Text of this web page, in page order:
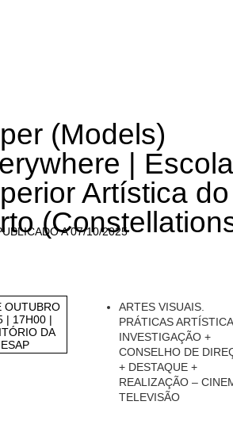
(Models)
| Escola
Artística do
A 07/10/2025
OUTUBRO
| 17H00 |
DA
ESAP
ARTES VISUAIS.
PRÁTICAS
INVESTIGAÇÃO +
CONSELHO DE
+ DESTAQUE +
REALIZAÇÃO –
TELEVISÃO